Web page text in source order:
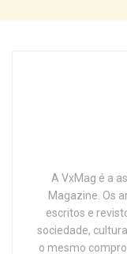
A VxMag é a
Magazine. Os
escritos e
sociedade,
o mesmo